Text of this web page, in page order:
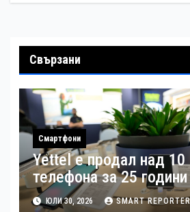
Свързани
Смартфони
Yettel е продал над 10
телефона за 25 години
ЮЛИ 30, 2026 SMART REPORTER